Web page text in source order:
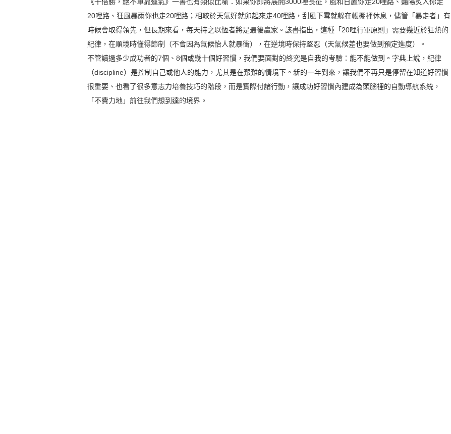
20哩路、狂風暴雨你也走20哩路；相較於天氣好就卯起來走40哩路，刮風下雪就躲在帳棚裡休息，儘管「暴走者」有
時候會取得領先，但長期來看，每天持之以恆者將是最後贏家。該書指出，這種「20哩行軍原則」需要幾近於狂熱的
紀律，在順境時懂得節制（不會因為氣候怡人就暴衝），在逆境時保持堅忍（天氣候差也要做到預定進度）。
不管讀過多少成功者的7個、8個或幾十個好習慣，我們要面對的終究是自我的考驗：能不能做到。字典上說，紀律
（discipline）是控制自己或他人的能力，尤其是在艱難的情境下。新的一年到來，讓我們不再只是停留在知道好習慣
很重要、也看了很多意志力培養技巧的階段，而是實際付諸行動，讓成功好習慣內建成為頭腦裡的自動導航系統，
「不費力地」前往我們想到達的境界。